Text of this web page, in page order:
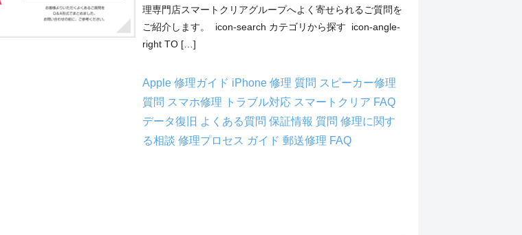
理専門店スマートクリアグループへよく寄せられるご質問を
ご紹介します。 icon-search カテゴリから探す icon-angle-
right TO […]
Apple 修理ガイド iPhone 修理 質問 スピーカー修理
質問 スマホ修理 トラブル対応 スマートクリア FAQ
データ復旧 よくある質問 保証情報 質問 修理に関す
る相談 修理プロセス ガイド 郵送修理 FAQ